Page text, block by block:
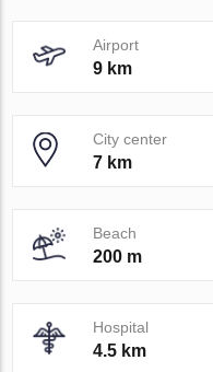
Airport
9 km
City center
7 km
Beach
200 m
Hospital
4.5 km